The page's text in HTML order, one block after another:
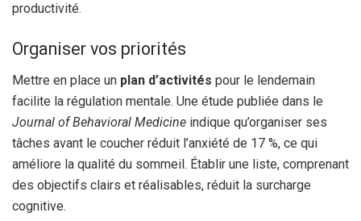
productivité.
Organiser vos priorités
Mettre en place un plan d’activités pour le lendemain
facilite la régulation mentale. Une étude publiée dans le
Journal of Behavioral Medicine indique qu’organiser ses
tâches avant le coucher réduit l’anxiété de 17 %, ce qui
améliore la qualité du sommeil. Établir une liste, comprenant
des objectifs clairs et réalisables, réduit la surcharge
cognitive.